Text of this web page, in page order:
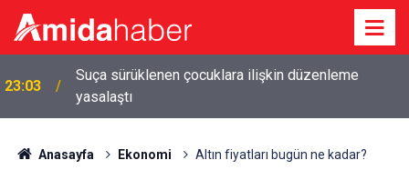
23:03
Suça sürüklenen çocuklara ilişkin düzenleme
yasalaştı
Anasayfa Ekonomi Altın fiyatları bugün ne kadar?